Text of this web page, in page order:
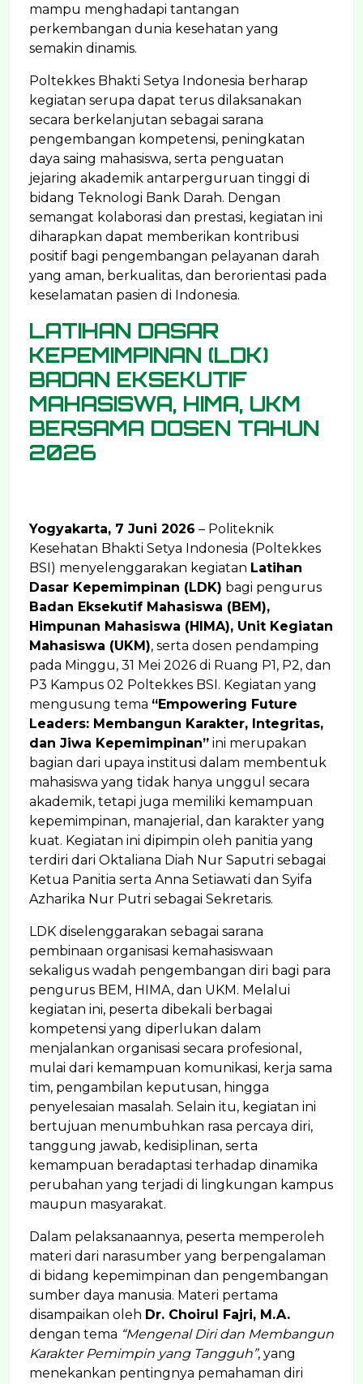
mampu menghadapi tantangan
perkembangan dunia kesehatan yang
semakin dinamis.
Poltekkes Bhakti Setya Indonesia berharap
kegiatan serupa dapat terus dilaksanakan
secara berkelanjutan sebagai sarana
pengembangan kompetensi, peningkatan
daya saing mahasiswa, serta penguatan
jejaring akademik antarperguruan tinggi di
bidang Teknologi Bank Darah. Dengan
semangat kolaborasi dan prestasi, kegiatan ini
diharapkan dapat memberikan kontribusi
positif bagi pengembangan pelayanan darah
yang aman, berkualitas, dan berorientasi pada
keselamatan pasien di Indonesia.
LATIHAN DASAR
KEPEMIMPINAN (LDK)
BADAN EKSEKUTIF
MAHASISWA, HIMA, UKM
BERSAMA DOSEN TAHUN
2026
Yogyakarta, 7 Juni 2026 – Politeknik
Kesehatan Bhakti Setya Indonesia (Poltekkes
BSI) menyelenggarakan kegiatan Latihan
Dasar Kepemimpinan (LDK) bagi pengurus
Badan Eksekutif Mahasiswa (BEM),
Himpunan Mahasiswa (HIMA), Unit Kegiatan
Mahasiswa (UKM), serta dosen pendamping
pada Minggu, 31 Mei 2026 di Ruang P1, P2, dan
P3 Kampus 02 Poltekkes BSI. Kegiatan yang
mengusung tema “Empowering Future
Leaders: Membangun Karakter, Integritas,
dan Jiwa Kepemimpinan” ini merupakan
bagian dari upaya institusi dalam membentuk
mahasiswa yang tidak hanya unggul secara
akademik, tetapi juga memiliki kemampuan
kepemimpinan, manajerial, dan karakter yang
kuat. Kegiatan ini dipimpin oleh panitia yang
terdiri dari Oktaliana Diah Nur Saputri sebagai
Ketua Panitia serta Anna Setiawati dan Syifa
Azharika Nur Putri sebagai Sekretaris.
LDK diselenggarakan sebagai sarana
pembinaan organisasi kemahasiswaan
sekaligus wadah pengembangan diri bagi para
pengurus BEM, HIMA, dan UKM. Melalui
kegiatan ini, peserta dibekali berbagai
kompetensi yang diperlukan dalam
menjalankan organisasi secara profesional,
mulai dari kemampuan komunikasi, kerja sama
tim, pengambilan keputusan, hingga
penyelesaian masalah. Selain itu, kegiatan ini
bertujuan menumbuhkan rasa percaya diri,
tanggung jawab, kedisiplinan, serta
kemampuan beradaptasi terhadap dinamika
perubahan yang terjadi di lingkungan kampus
maupun masyarakat.
Dalam pelaksanaannya, peserta memperoleh
materi dari narasumber yang berpengalaman
di bidang kepemimpinan dan pengembangan
sumber daya manusia. Materi pertama
disampaikan oleh Dr. Choirul Fajri, M.A.
dengan tema “Mengenal Diri dan Membangun
Karakter Pemimpin yang Tangguh”, yang
menekankan pentingnya pemahaman diri